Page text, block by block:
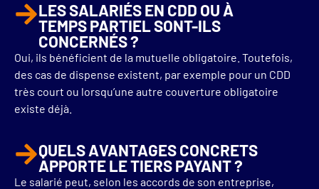
LES SALARIÉS EN CDD OU À
TEMPS PARTIEL SONT-ILS
CONCERNÉS ?
Oui, ils bénéficient de la mutuelle obligatoire. Toutefois,
des cas de dispense existent, par exemple pour un CDD
très court ou lorsqu’une autre couverture obligatoire
existe déjà.
QUELS AVANTAGES CONCRETS
APPORTE LE TIERS PAYANT ?
Le salarié peut, selon les accords de son entreprise,